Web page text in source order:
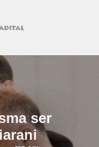
ser